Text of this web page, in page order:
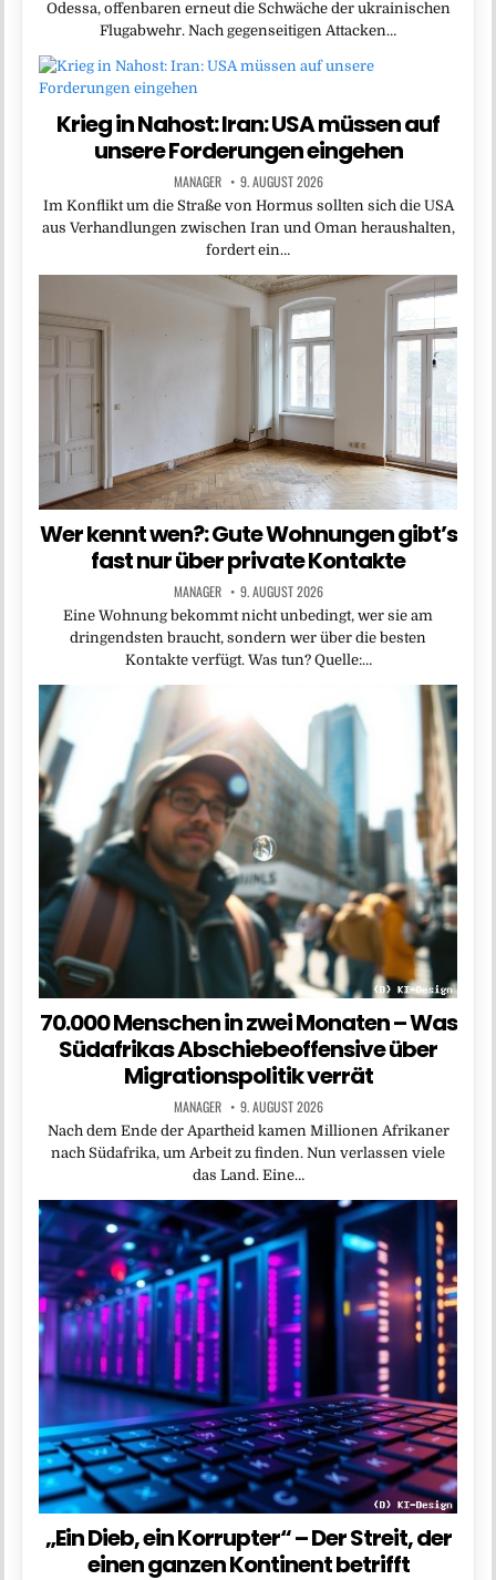
Odessa, offenbaren erneut die Schwäche der ukrainischen
Flugabwehr. Nach gegenseitigen Attacken…
Krieg in Nahost: Iran: USA müssen auf
unsere Forderungen eingehen
MANAGER 9. AUGUST 2026
Im Konflikt um die Straße von Hormus sollten sich die USA
aus Verhandlungen zwischen Iran und Oman heraushalten,
fordert ein…
Wer kennt wen?: Gute Wohnungen gibt’s
fast nur über private Kontakte
MANAGER 9. AUGUST 2026
Eine Wohnung bekommt nicht unbedingt, wer sie am
dringendsten braucht, sondern wer über die besten
Kontakte verfügt. Was tun? Quelle:…
70.000 Menschen in zwei Monaten – Was
Südafrikas Abschiebeoffensive über
Migrationspolitik verrät
MANAGER 9. AUGUST 2026
Nach dem Ende der Apartheid kamen Millionen Afrikaner
nach Südafrika, um Arbeit zu finden. Nun verlassen viele
das Land. Eine…
„Ein Dieb, ein Korrupter“ – Der Streit, der
einen ganzen Kontinent betrifft